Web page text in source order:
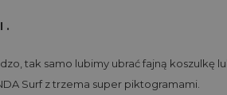
.
tak samo lubimy ubrać fajną koszulkę
Surf z trzema super piktogramami.